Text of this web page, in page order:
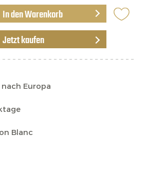
In den Warenkorb
Jetzt kaufen
Europa
Blanc